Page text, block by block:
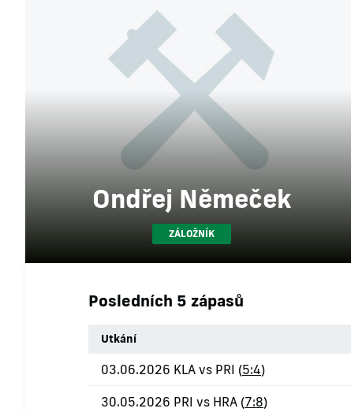
Ondřej Němeček
ZÁLOŽNÍK
Posledních 5 zápasů
Utkání
03.06.2026 KLA vs PRI (5:4)
30.05.2026 PRI vs HRA (7:8)